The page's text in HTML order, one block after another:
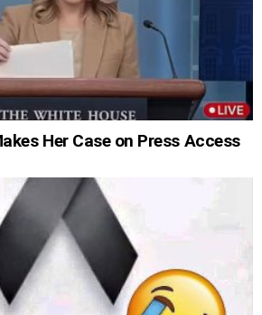
Her Case on Press Access